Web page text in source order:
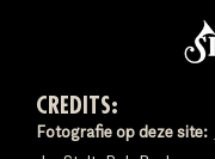
CREDITS:
Fotografie op deze site: